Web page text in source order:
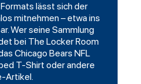
lässt sich der
mitnehmen – etwa ins
Wer seine Sammlung
bei The Locker Room
Chicago Bears NFL
T-Shirt oder andere
Artikel.